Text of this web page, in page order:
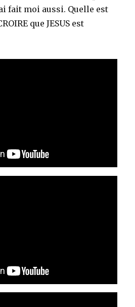
fait moi aussi. Quelle est
que JESUS est